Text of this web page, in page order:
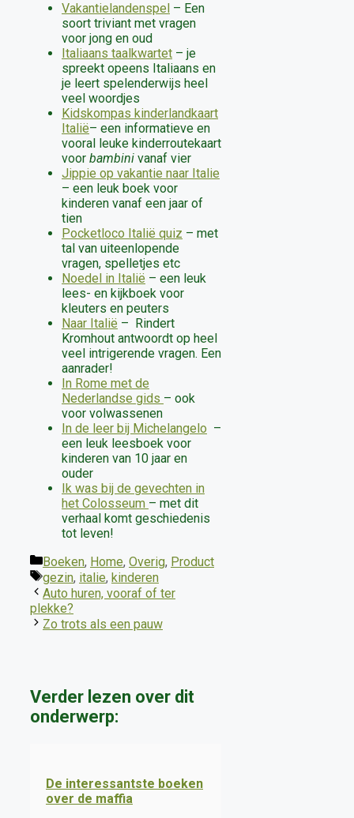
Vakantielandenspel – Een
soort triviant met vragen
voor jong en oud
Italiaans taalkwartet – je
spreekt opeens Italiaans en
je leert spelenderwijs heel
veel woordjes
Kidskompas kinderlandkaart
Italië– een informatieve en
vooral leuke kinderroutekaart
voor bambini vanaf vier
Jippie op vakantie naar Italie
– een leuk boek voor
kinderen vanaf een jaar of
tien
Pocketloco Italië quiz – met
tal van uiteenlopende
vragen, spelletjes etc
Noedel in Italië – een leuk
lees- en kijkboek voor
kleuters en peuters
Naar Italië – Rindert
Kromhout antwoordt op heel
veel intrigerende vragen. Een
aanrader!
In Rome met de
Nederlandse gids – ook
voor volwassenen
In de leer bij Michelangelo –
een leuk leesboek voor
kinderen van 10 jaar en
ouder
Ik was bij de gevechten in
het Colosseum – met dit
verhaal komt geschiedenis
tot leven!
Categorieën
Boeken, Home, Overig, Product
Tags
gezin, italie, kinderen
Auto huren, vooraf of ter
plekke?
Zo trots als een pauw
Verder lezen over dit
onderwerp:
De interessantste boeken
over de maffia